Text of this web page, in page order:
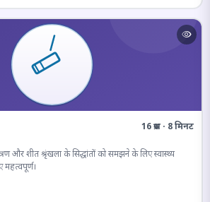
16 प्रश्न · 8 मिनट
और शीत श्रृंखला के सिद्धांतों को समझने के लिए स्वास्थ्य
महत्वपूर्ण।